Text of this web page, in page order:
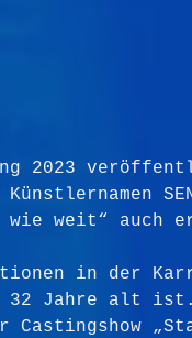
2023
wie weit“ auch
in der
32 Jahre alt